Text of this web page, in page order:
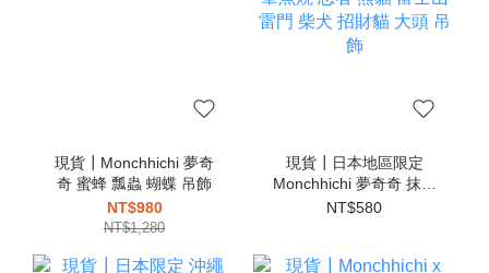
現貨┃Monchhichi 夢奇
奇 蜜蜂 瓢蟲 蝴蝶 吊飾
NT$980
NT$1,280
現貨┃日本地區限定
Monchhichi 夢奇奇 抹茶
章魚燒 忍者 熊貓 富士山
NT$580